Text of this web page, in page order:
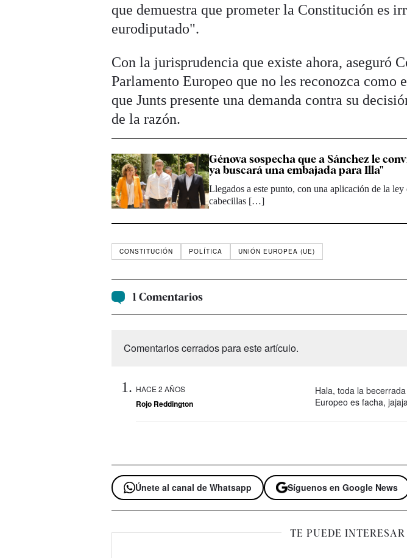
que demuestra que prometer la Constitución es
eurodiputado".
Con la jurisprudencia que existe ahora, aseguró
Parlamento Europeo que no les reconozca como
que Junts presente una demanda contra su
de la razón.
Génova sospecha que a Sánchez le
ya buscará una embajada para Illa"
Llegados a este punto, con una aplicación de la
cabecillas […]
CONSTITUCIÓN POLÍTICA UNIÓN EUROPEA (UE)
1 Comentarios
Comentarios cerrados para este artículo.
HACE 2 AÑOS
Rojo Reddington
Hala, toda la
Europeo es facha,
Únete al canal de Whatsapp Síguenos en Google News
TE PUEDE INTERESAR